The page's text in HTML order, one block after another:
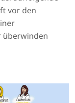
vor den
überwinden